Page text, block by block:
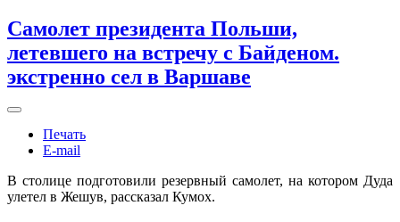
Самолет президента Польши,
летевшего на встречу с Байденом.
экстренно сел в Варшаве
Печать
E-mail
В столице подготовили резервный самолет, на котором Дуда
улетел в Жешув, рассказал Кумох.